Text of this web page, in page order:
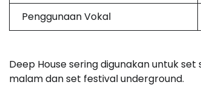
Penggunaan Vokal
Deep House sering digunakan untuk
malam dan set festival underground.